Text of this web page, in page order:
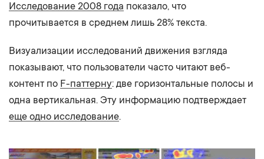
Исследование 2008 года показало, что
прочитывается в среднем лишь 28% текста.
Визуализации исследований движения взгляда
показывают, что пользователи часто читают веб-
контент по F-паттерну: две горизонтальные полосы и
одна вертикальная. Эту информацию подтверждает
еще одно исследование.